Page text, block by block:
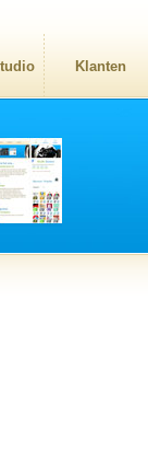
Klanten